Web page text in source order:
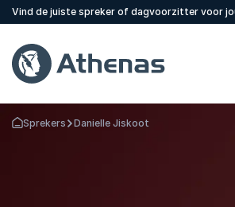
Vind de juiste spreker of dagvoorzitter voor
Terug naar de startpagina
Sprekers Danielle Jiskoot